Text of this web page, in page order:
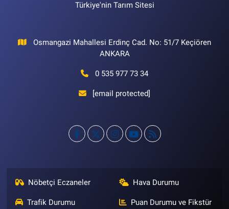
Türkiye'nin Tarım Sitesi
Osmangazi Mahallesi Erdinç Cad. No: 51/7 Keçiören
ANKARA
0 535 977 73 34
[email protected]
Nöbetçi Eczaneler Hava Durumu
Trafik Durumu Puan Durumu ve Fikstür